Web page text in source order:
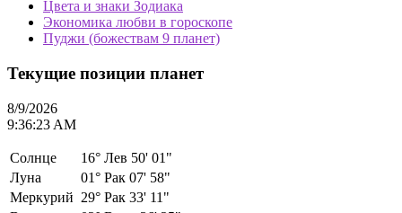
Цвета и знаки Зодиака
Экономика любви в гороскопе
Пуджи (божествам 9 планет)
Текущие позиции планет
8/9/2026
9:36:23 AM
Солнце 16° Лев 50' 01"
Луна
01° Рак 07' 58"
Меркурий 29° Рак 33' 11"